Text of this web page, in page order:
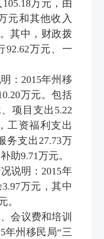
万元，由
元和其他收入
其中，财政拨
92.62万元、一
：2015年州移
万元。包括
项目支出5.22
工资福利支出
务支出27.73万
助9.71万元。
说明：2015年
万元，其中
。
会议费和培训
年州移民局“三